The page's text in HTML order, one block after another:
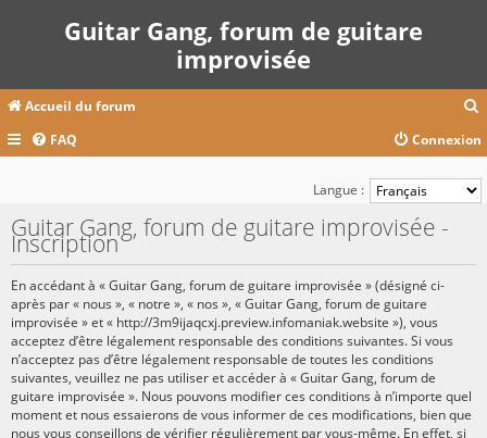
Guitar Gang, forum de guitare
improvisée
Accueil du forum
c
FAQ Connexion
Langue :
Guitar Gang, forum de guitare improvisée -
Inscription
En accédant à « Guitar Gang, forum de guitare improvisée » (désigné ci-
après par « nous », « notre », « nos », « Guitar Gang, forum de guitare
improvisée » et « http://3m9ijaqcxj.preview.infomaniak.website »), vous
acceptez d’être légalement responsable des conditions suivantes. Si vous
n’acceptez pas d’être légalement responsable de toutes les conditions
suivantes, veuillez ne pas utiliser et accéder à « Guitar Gang, forum de
guitare improvisée ». Nous pouvons modifier ces conditions à n’importe quel
moment et nous essaierons de vous informer de ces modifications, bien que
nous vous conseillons de vérifier régulièrement par vous-même. En effet, si